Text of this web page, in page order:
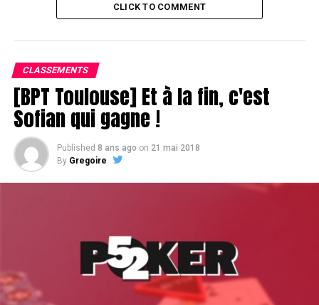
CLICK TO COMMENT
CLASSEMENTS
[BPT Toulouse] Et à la fin, c'est
Sofian qui gagne !
Published 8 ans ago on 21 mai 2018
By Gregoire